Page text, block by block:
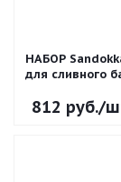
НАБОР
для сливного
812 руб./